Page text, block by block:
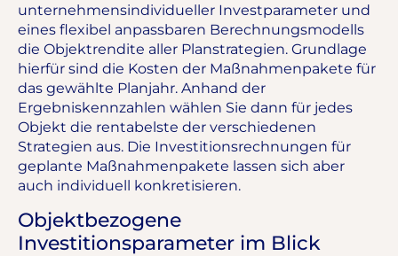
unternehmensindividueller Investparameter und
eines flexibel anpassbaren Berechnungsmodells
die Objektrendite aller Planstrategien. Grundlage
hierfür sind die Kosten der Maßnahmenpakete für
das gewählte Planjahr. Anhand der
Ergebniskennzahlen wählen Sie dann für jedes
Objekt die rentabelste der verschiedenen
Strategien aus. Die Investitionsrechnungen für
geplante Maßnahmenpakete lassen sich aber
auch individuell konkretisieren.
Objektbezogene
Investitionsparameter im Blick